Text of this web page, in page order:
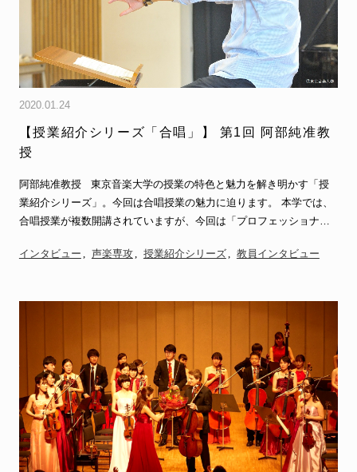
2020.01.24
【授業紹介シリーズ「合唱」】 第1回 阿部純准教
授
阿部純准教授 東京音楽大学の授業の特色と魅力を解き明かす「授
業紹介シリーズ」。今回は合唱授業の魅力に迫ります。 本学では、
合唱授業が複数開講されていますが、今回は「プロフェッショナ
インタビュー
声楽専攻 授業紹介シリーズ 教員インタビュー